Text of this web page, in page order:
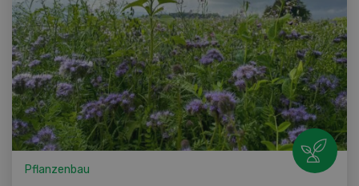
Pflanzenbau